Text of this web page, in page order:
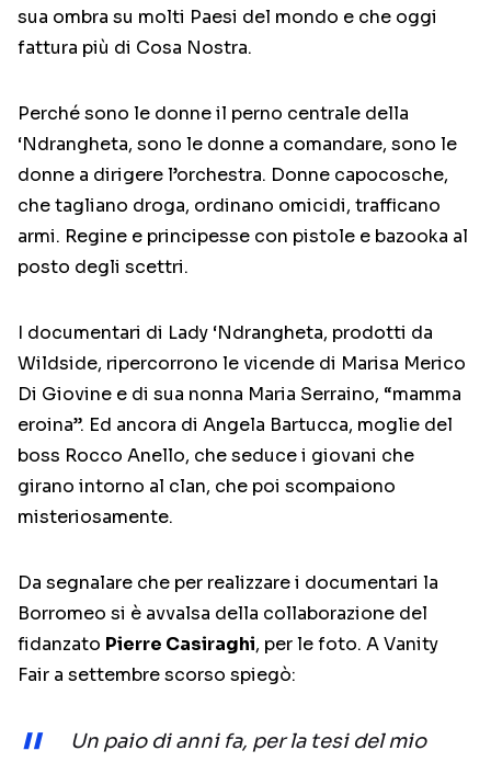
sua ombra su molti Paesi del mondo e che oggi
fattura più di Cosa Nostra.
Perché sono le donne il perno centrale della
‘Ndrangheta, sono le donne a comandare, sono le
donne a dirigere l’orchestra. Donne capocosche,
che tagliano droga, ordinano omicidi, trafficano
armi. Regine e principesse con pistole e bazooka al
posto degli scettri.
I documentari di Lady ‘Ndrangheta, prodotti da
Wildside, ripercorrono le vicende di Marisa Merico
Di Giovine e di sua nonna Maria Serraino, “mamma
eroina”. Ed ancora di Angela Bartucca, moglie del
boss Rocco Anello, che seduce i giovani che
girano intorno al clan, che poi scompaiono
misteriosamente.
Da segnalare che per realizzare i documentari la
Borromeo si è avvalsa della collaborazione del
fidanzato Pierre Casiraghi, per le foto. A Vanity
Fair a settembre scorso spiegò:
Un paio di anni fa, per la tesi del mio